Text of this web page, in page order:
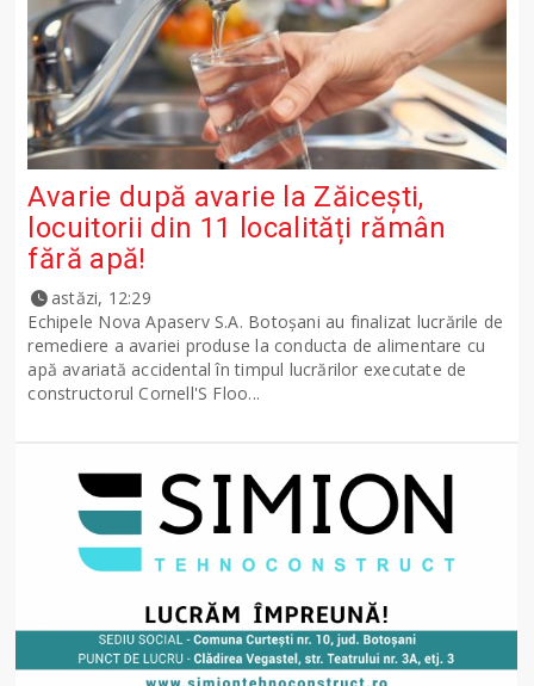
Avarie după avarie la Zăicești,
locuitorii din 11 localități rămân
fără apă!
astăzi, 12:29
Echipele Nova Apaserv S.A. Botoșani au finalizat lucrările de
remediere a avariei produse la conducta de alimentare cu
apă avariată accidental în timpul lucrărilor executate de
constructorul Cornell'S Floo...